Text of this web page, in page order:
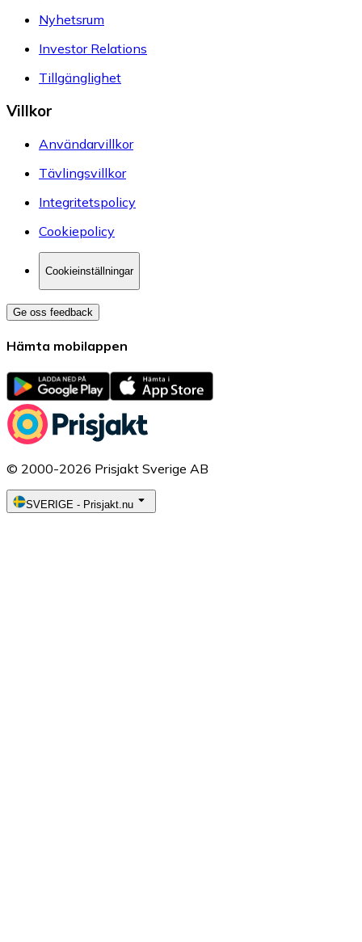
Nyhetsrum
Investor Relations
Tillgänglighet
Villkor
Användarvillkor
Tävlingsvillkor
Integritetspolicy
Cookiepolicy
Cookieinställningar
Ge oss feedback
Hämta mobilappen
© 2000-2026 Prisjakt Sverige AB
SVERIGE - Prisjakt.nu